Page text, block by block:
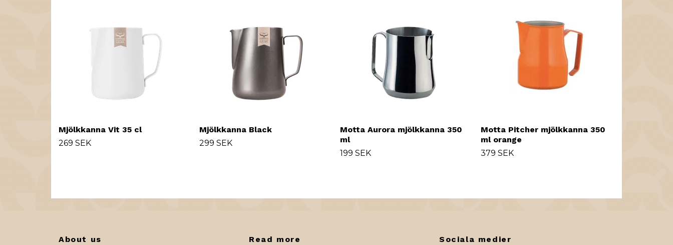
Mjölkkanna Vit 35 cl
269 SEK
Mjölkkanna Black
299 SEK
Motta Aurora mjölkkanna 350
ml
199 SEK
Motta Pitcher mjölkkanna 350
ml orange
379 SEK
About us Read more Sociala medier